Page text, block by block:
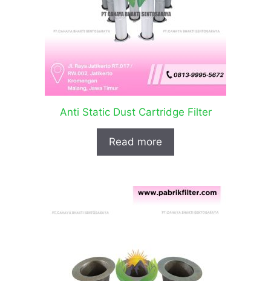
Anti Static Dust Cartridge Filter
Read more